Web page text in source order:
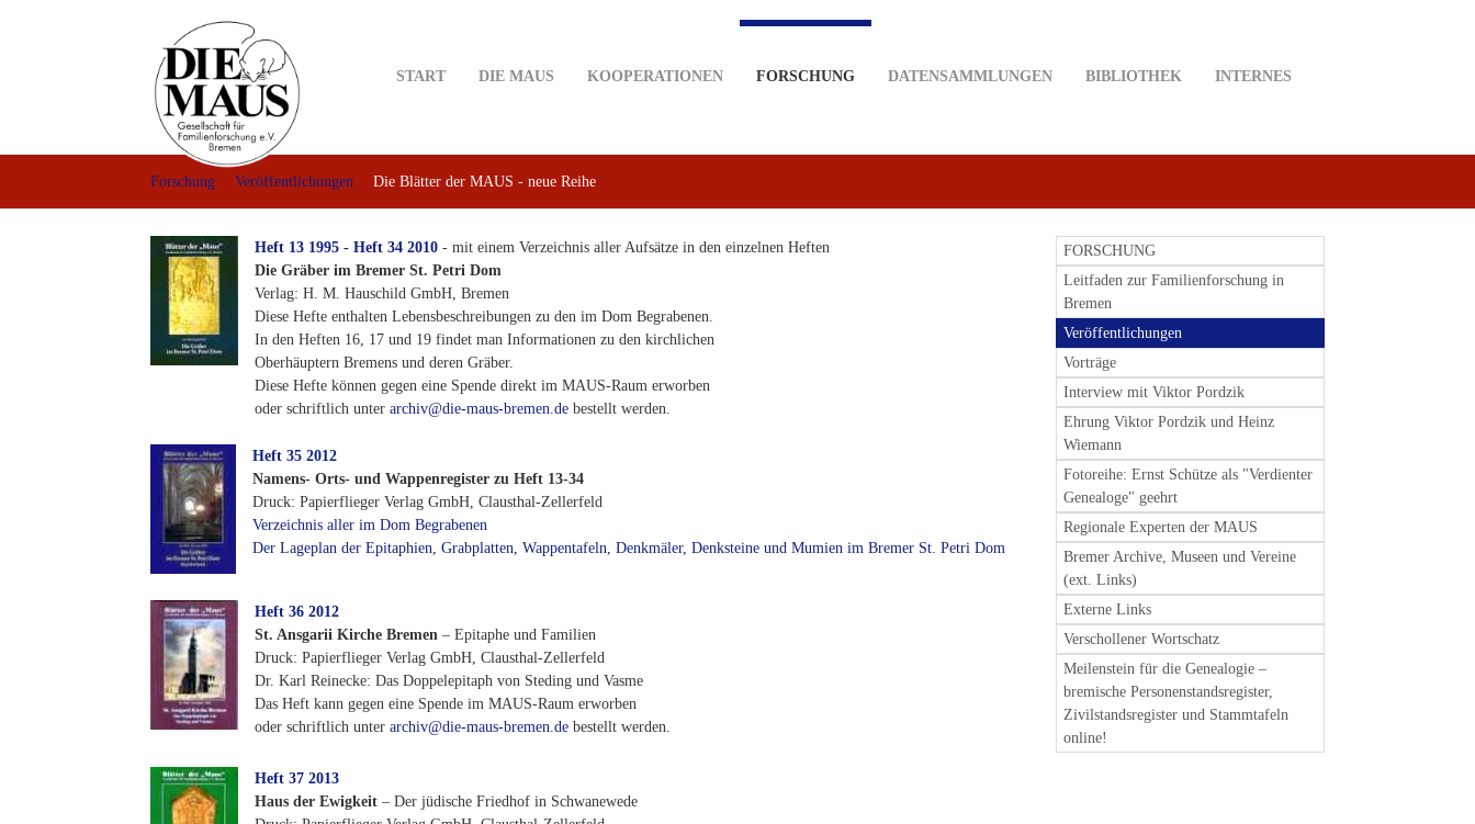
START DIE MAUS KOOPERATIONEN FORSCHUNG DATENSAMMLUNGEN BIBLIOTHEK INTERNES
Forschung Veröffentlichungen Die Blätter der MAUS - neue Reihe
Heft 13 1995 - Heft 34 2010 - mit einem Verzeichnis aller Aufsätze in den einzelnen Heften
Die Gräber im Bremer St. Petri Dom
Verlag: H. M. Hauschild GmbH, Bremen
Diese Hefte enthalten Lebensbeschreibungen zu den im Dom Begrabenen.
In den Heften 16, 17 und 19 findet man Informationen zu den kirchlichen
Oberhäuptern Bremens und deren Gräber.
Diese Hefte können gegen eine Spende direkt im MAUS-Raum erworben
oder schriftlich unter archiv@die-maus-bremen.de bestellt werden.
Heft 35 2012
Namens- Orts- und Wappenregister zu Heft 13-34
Druck: Papierflieger Verlag GmbH, Clausthal-Zellerfeld
Verzeichnis aller im Dom Begrabenen
Der Lageplan der Epitaphien, Grabplatten, Wappentafeln, Denkmäler, Denksteine und Mumien im Bremer St. Petri Dom
Heft 36 2012
St. Ansgarii Kirche Bremen – Epitaphe und Familien
Druck: Papierflieger Verlag GmbH, Clausthal-Zellerfeld
Dr. Karl Reinecke: Das Doppelepitaph von Steding und Vasme
Das Heft kann gegen eine Spende im MAUS-Raum erworben
oder schriftlich unter archiv@die-maus-bremen.de bestellt werden.
Heft 37 2013
Haus der Ewigkeit – Der jüdische Friedhof in Schwanewede
FORSCHUNG
Leitfaden zur Familienforschung in
Bremen
Veröffentlichungen
Vorträge
Interview mit Viktor Pordzik
Ehrung Viktor Pordzik und Heinz
Wiemann
Fotoreihe: Ernst Schütze als "Verdienter
Genealoge" geehrt
Regionale Experten der MAUS
Bremer Archive, Museen und Vereine
(ext. Links)
Externe Links
Verschollener Wortschatz
Meilenstein für die Genealogie –
bremische Personenstandsregister,
Zivilstandsregister und Stammtafeln
online!